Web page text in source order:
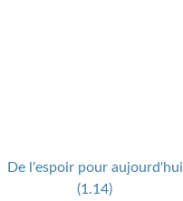
De l'espoir pour aujourd'hui
(1.14)